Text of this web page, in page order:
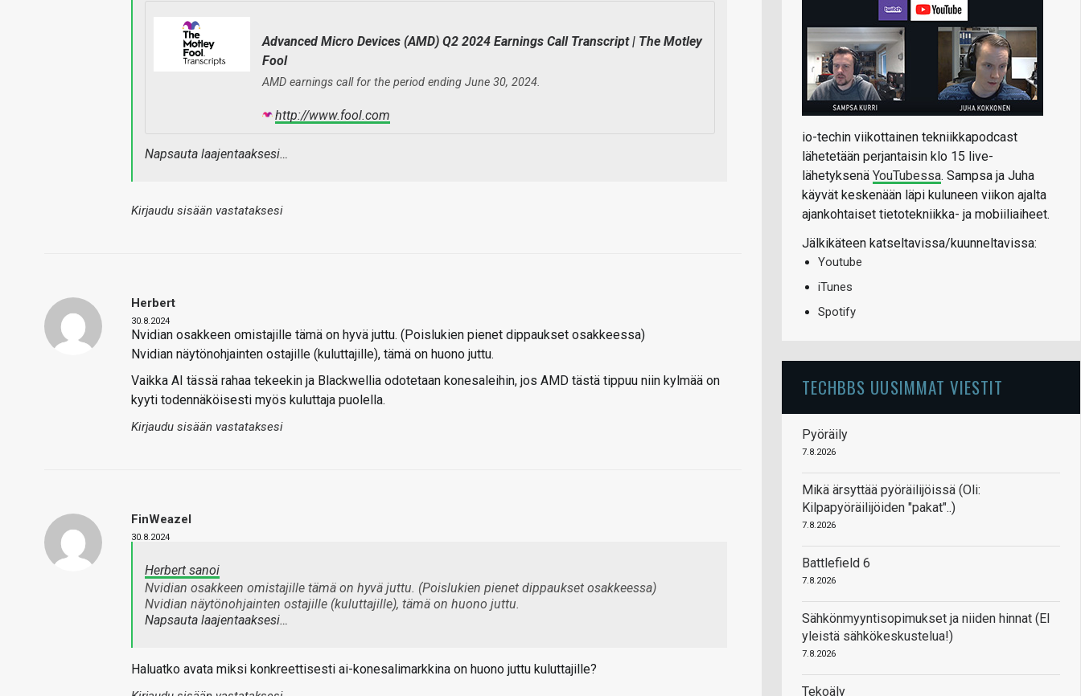
Advanced Micro Devices (AMD) Q2 2024 Earnings Call Transcript | The Motley
Fool
AMD earnings call for the period ending June 30, 2024.
http://www.fool.com
Napsauta laajentaaksesi…
Kirjaudu sisään vastataksesi
Herbert
30.8.2024
Nvidian osakkeen omistajille tämä on hyvä juttu. (Poislukien pienet dippaukset osakkeessa)
Nvidian näytönohjainten ostajille (kuluttajille), tämä on huono juttu.
Vaikka AI tässä rahaa tekeekin ja Blackwellia odotetaan konesaleihin, jos AMD tästä tippuu niin kylmää on
kyyti todennäköisesti myös kuluttaja puolella.
Kirjaudu sisään vastataksesi
FinWeazel
30.8.2024
Herbert sanoi
Nvidian osakkeen omistajille tämä on hyvä juttu. (Poislukien pienet dippaukset osakkeessa)
Nvidian näytönohjainten ostajille (kuluttajille), tämä on huono juttu.
Napsauta laajentaaksesi…
Haluatko avata miksi konkreettisesti ai-konesalimarkkina on huono juttu kuluttajille?
io-techin viikottainen tekniikkapodcast
lähetetään perjantaisin klo 15 live-
lähetyksenä YouTubessa. Sampsa ja Juha
käyvät keskenään läpi kuluneen viikon ajalta
ajankohtaiset tietotekniikka- ja mobiiliaiheet.
Jälkikäteen katseltavissa/kuunneltavissa:
Youtube
iTunes
Spotify
TECHBBS UUSIMMAT VIESTIT
Pyöräily
7.8.2026
Mikä ärsyttää pyöräilijöissä (Oli:
Kilpapyöräilijöiden "pakat"..)
7.8.2026
Battlefield 6
7.8.2026
Sähkönmyyntisopimukset ja niiden hinnat (EI
yleistä sähkökeskustelua!)
7.8.2026
Tekoäly